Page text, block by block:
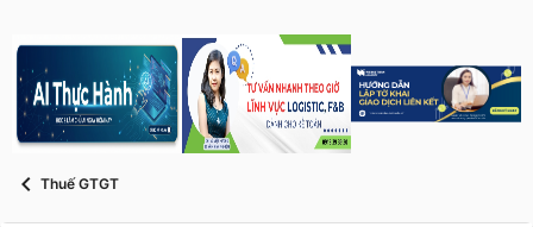
e
a
d
s
a
y
ử
i
Thuế GTGT